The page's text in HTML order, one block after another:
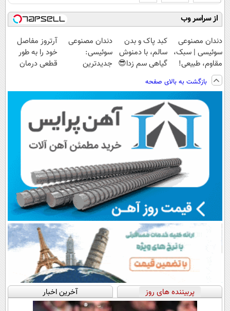
از سراسر وب
دندان مصنوعی
سوئیسی | سبک،
مقاوم، طبیعی!
ویزیت
رایگان+پرداخت
اقساطی😍
کبد پاک و بدن
سالم، با دمنوش
گیاهی سم زدا😎
دندان مصنوعی
سوئیسی:
جدیدترین
پرداخت قسطی
آرتروز مفاصل
خود را به طور
قطعی درمان
بازگشت به بالای صفحه
پربیننده های روز آخرین اخبار